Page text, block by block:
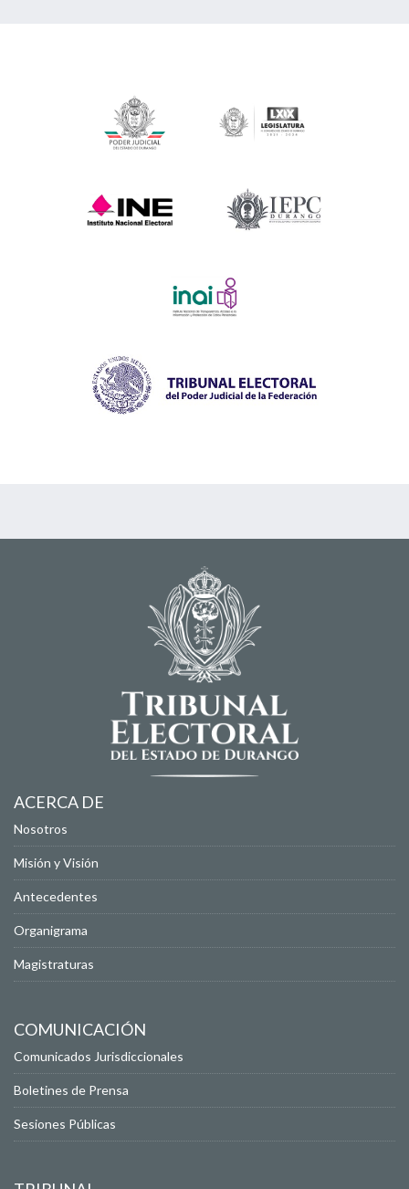
ACERCA DE
Nosotros
Misión y Visión
Antecedentes
Organigrama
Magistraturas
COMUNICACIÓN
Comunicados Jurisdiccionales
Boletines de Prensa
Sesiones Públicas